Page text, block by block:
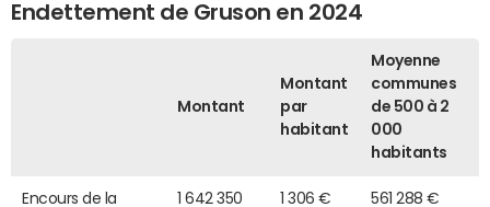
Endettement de Gruson en 2024
Montant
Montant
par
habitant
Moyenne
communes
de 500 à 2
000
habitants
Encours de la
1 642 350
1 306 € 561 288 €